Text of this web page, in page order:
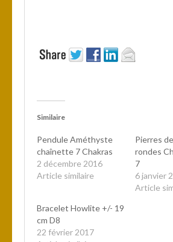
Similaire
Pendule Améthyste
chaînette 7 Chakras
2 décembre 2016
Article similaire
Pierres
rondes
7
6 janvier
Article
Bracelet Howlite +/- 19
cm D8
22 février 2017